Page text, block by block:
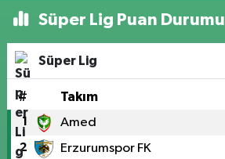
Süper Lig Puan Durumu
Süper Lig
# Takım
1 Amed
2 Erzurumspor FK